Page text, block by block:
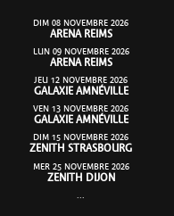
DIM 08 NOVEMBRE 2026
ARENA REIMS
LUN 09 NOVEMBRE 2026
ARENA REIMS
JEU 12 NOVEMBRE 2026
GALAXIE AMNÉVILLE
VEN 13 NOVEMBRE 2026
GALAXIE AMNÉVILLE
DIM 15 NOVEMBRE 2026
ZENITH STRASBOURG
MER 25 NOVEMBRE 2026
ZENITH DIJON